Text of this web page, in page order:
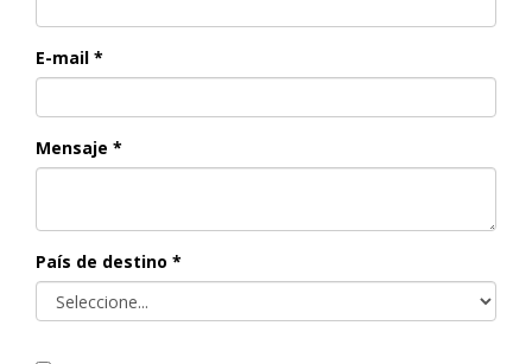
E-mail *
Mensaje *
País de destino *